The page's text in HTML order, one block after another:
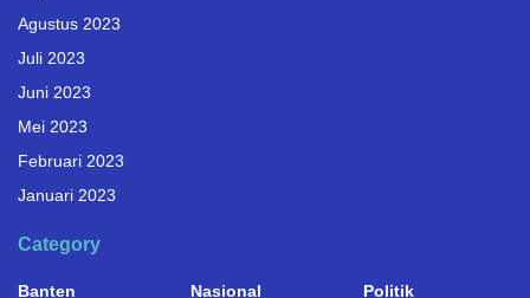
Agustus 2023
Juli 2023
Juni 2023
Mei 2023
Februari 2023
Januari 2023
Category
Banten Nasional Politik